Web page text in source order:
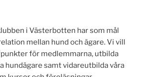
i Västerbotten har som mål
mellan hund och ägare. Vi vill
för medlemmarna, utbilda
hundägare samt vidareutbilda våra